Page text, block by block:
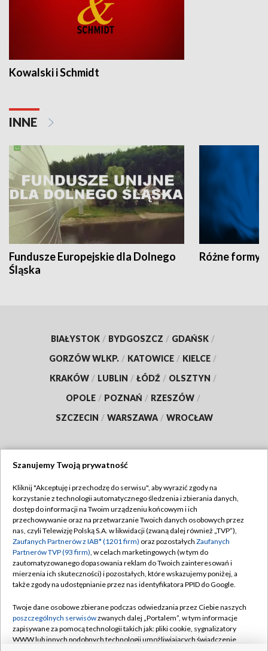
Kowalski i Schmidt
INNE
Fundusze Europejskie dla Dolnego
Śląska
Różne formy
BIAŁYSTOK / BYDGOSZCZ / GDAŃSK /
GORZÓW WLKP. / KATOWICE / KIELCE /
KRAKÓW / LUBLIN / ŁÓDŹ / OLSZTYN /
OPOLE / POZNAŃ / RZESZÓW /
SZCZECIN / WARSZAWA / WROCŁAW
TVP
Abonament TVP
Emisja w TVP
Centrum informacji TVP
Naziemna Telewizja Cyfrowa
Rada Programowa
System NOS
Regulamin TVP
Polityka prywatności
Moje zgody
Pomoc
Kontakt
Szanujemy Twoją prywatność
Kliknij "Akceptuję i przechodzę do serwisu", aby wyrazić zgody na
korzystanie z technologii automatycznego śledzenia i zbierania danych,
dostęp do informacji na Twoim urządzeniu końcowym i ich
przechowywanie oraz na przetwarzanie Twoich danych osobowych przez
nas, czyli Telewizję Polską S.A. w likwidacji (zwaną dalej również „TVP”),
Zaufanych Partnerów z IAB* (1201 firm) oraz pozostałych Zaufanych
Partnerów TVP (93 firm), w celach marketingowych (w tym do
zautomatyzowanego dopasowania reklam do Twoich zainteresowań i
mierzenia ich skuteczności) i pozostałych, które wskazujemy poniżej, a
także zgody na udostępnianie przez nas identyfikatora PPID do Google.
Twoje dane osobowe zbierane podczas odwiedzania przez Ciebie naszych
poszczególnych serwisówzwanych dalej „Portalem”, w tym informacje
zapisywane za pomocą technologii takich jak: pliki cookie, sygnalizatory
WWW lub innych podobnych technologii umożliwiających świadczenie